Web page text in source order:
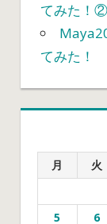
てみた！②
てみた！
月 火
5
6